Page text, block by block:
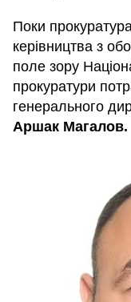
Поки
керівництва з
поле зору
прокуратури
генерального
Аршак Магалов.